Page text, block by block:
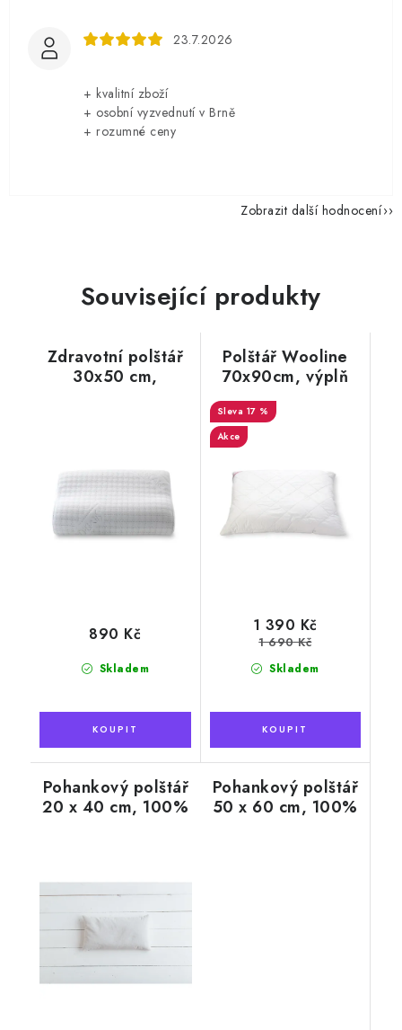
23.7.2026
+ kvalitní zboží
+ osobní vyzvednutí v Brně
+ rozumné ceny
Zobrazit další hodnocení
Související produkty
Zdravotní polštář
30x50 cm,
Skladem
890 Kč
Polštář Wooline
70x90cm, výplň
100% ovčí vlna
17 %
Akce
Skladem
1 390 Kč
1 690 Kč
Pohankový polštář
20 x 40 cm, 100%
Pohankový polštář
50 x 60 cm, 100%